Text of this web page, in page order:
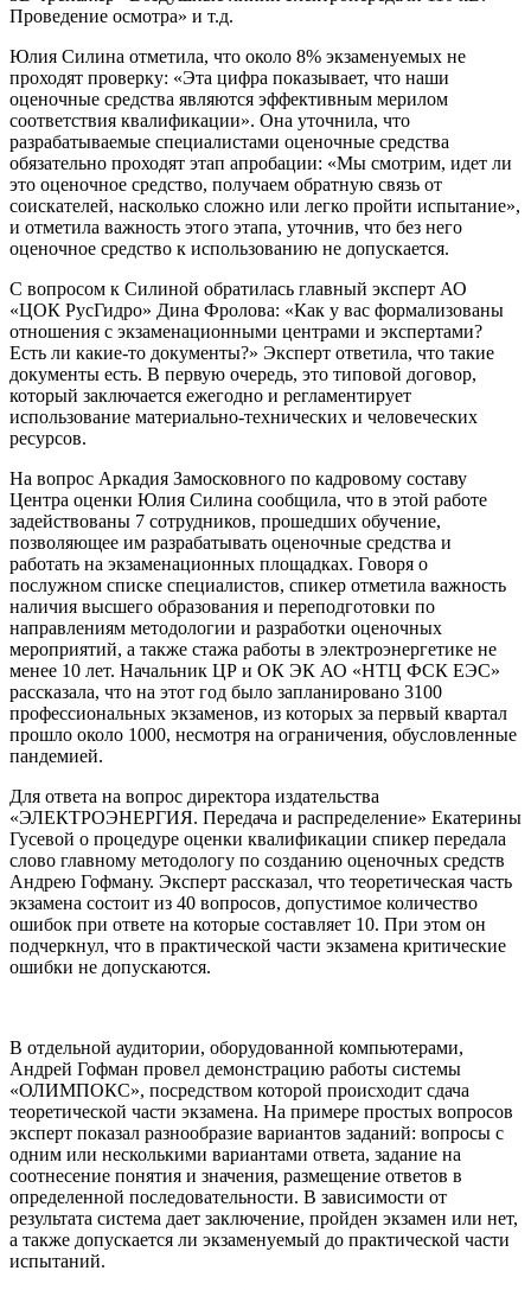
Проведение осмотра» и т.д.
Юлия Силина отметила, что около 8% экзаменуемых не
проходят проверку: «Эта цифра показывает, что наши
оценочные средства являются эффективным мерилом
соответствия квалификации». Она уточнила, что
разрабатываемые специалистами оценочные средства
обязательно проходят этап апробации: «Мы смотрим, идет ли
это оценочное средство, получаем обратную связь от
соискателей, насколько сложно или легко пройти испытание»,
и отметила важность этого этапа, уточнив, что без него
оценочное средство к использованию не допускается.
С вопросом к Силиной обратилась главный эксперт АО
«ЦОК РусГидро» Дина Фролова: «Как у вас формализованы
отношения с экзаменационными центрами и экспертами?
Есть ли какие-то документы?» Эксперт ответила, что такие
документы есть. В первую очередь, это типовой договор,
который заключается ежегодно и регламентирует
использование материально-технических и человеческих
ресурсов.
На вопрос Аркадия Замосковного по кадровому составу
Центра оценки Юлия Силина сообщила, что в этой работе
задействованы 7 сотрудников, прошедших обучение,
позволяющее им разрабатывать оценочные средства и
работать на экзаменационных площадках. Говоря о
послужном списке специалистов, спикер отметила важность
наличия высшего образования и переподготовки по
направлениям методологии и разработки оценочных
мероприятий, а также стажа работы в электроэнергетике не
менее 10 лет. Начальник ЦР и ОК ЭК АО «НТЦ ФСК ЕЭС»
рассказала, что на этот год было запланировано 3100
профессиональных экзаменов, из которых за первый квартал
прошло около 1000, несмотря на ограничения, обусловленные
пандемией.
Для ответа на вопрос директора издательства
«ЭЛЕКТРОЭНЕРГИЯ. Передача и распределение» Екатерины
Гусевой о процедуре оценки квалификации спикер передала
слово главному методологу по созданию оценочных средств
Андрею Гофману. Эксперт рассказал, что теоретическая часть
экзамена состоит из 40 вопросов, допустимое количество
ошибок при ответе на которые составляет 10. При этом он
подчеркнул, что в практической части экзамена критические
ошибки не допускаются.
В отдельной аудитории, оборудованной компьютерами,
Андрей Гофман провел демонстрацию работы системы
«ОЛИМПОКС», посредством которой происходит сдача
теоретической части экзамена. На примере простых вопросов
эксперт показал разнообразие вариантов заданий: вопросы с
одним или несколькими вариантами ответа, задание на
соотнесение понятия и значения, размещение ответов в
определенной последовательности. В зависимости от
результата система дает заключение, пройден экзамен или нет,
а также допускается ли экзаменуемый до практической части
испытаний.